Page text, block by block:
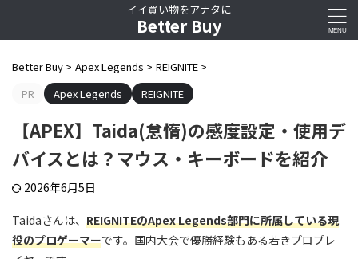
イイ買い物をアナタに
Better Buy
Better Buy > Apex Legends > REIGNITE >
PR
Apex Legends REIGNITE
【APEX】Taida(怠惰)の感度設定・使用デ
バイスとは？マウス・キーボードを紹介
2026年6月5日
Taidaさんは、 REIGNITEのApex Legends部門に所属している現
役のプロゲーマーです。国内大会で優勝経験もある若きプロプレ